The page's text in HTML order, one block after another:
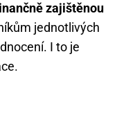
zajištěnou
jednotlivých
I to je